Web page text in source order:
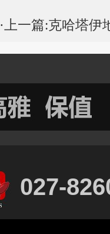
·上一篇:克哈塔伊
027-